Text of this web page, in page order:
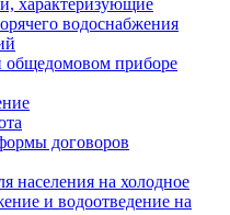
характеризующие
водоснабжения
общедомовом приборе
договоров
населения на холодное
и водоотведение на